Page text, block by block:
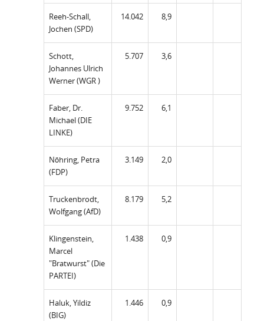
Reeh-Schall,
Jochen (SPD)
14.042 8,9
Schott,
Johannes Ulrich
Werner (WGR )
5.707 3,6
Faber, Dr.
Michael (DIE
LINKE)
9.752 6,1
Nöhring, Petra
(FDP)
3.149 2,0
Truckenbrodt,
Wolfgang (AfD)
8.179 5,2
Klingenstein,
Marcel
"Bratwurst" (Die
PARTEI)
1.438 0,9
Haluk, Yildiz
(BIG)
1.446 0,9